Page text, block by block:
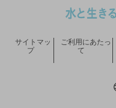
サイトマッ
プ
ご利用にあたっ
て